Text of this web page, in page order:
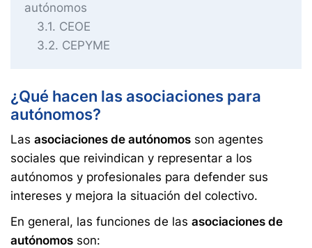
autónomos
3.1 CEOE
3.2 CEPYME
¿Qué hacen las asociaciones para
autónomos?
Las asociaciones de autónomos son agentes
sociales que reivindican y representar a los
autónomos y profesionales para defender sus
intereses y mejora la situación del colectivo.
En general, las funciones de las asociaciones de
autónomos son: